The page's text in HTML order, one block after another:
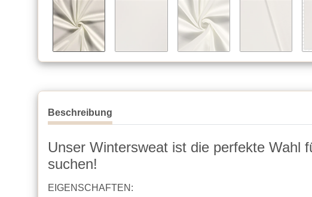
Beschreibung
Unser Wintersweat ist die perfekte Wahl
suchen!
EIGENSCHAFTEN: